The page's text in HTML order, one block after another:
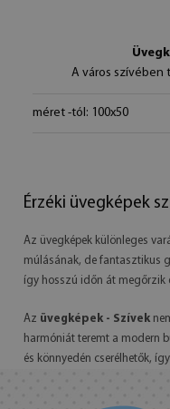
A város szívében
méret -tól: 100x50
Érzéki üvegképek
Az üvegképek különleges
múlásának, de fantasztikus
így hosszú időn át megőrzik
Az üvegképek - Szívek
harmóniát teremt a modern
és könnyedén cserélhetők,